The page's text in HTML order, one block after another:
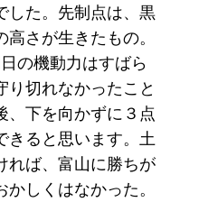
した。先制点は、黒
さが生きたもの。
の機動力はすばら
り切れなかったこと
、下を向かずに３点
きると思います。土
れば、富山に勝ちが
しくはなかった。